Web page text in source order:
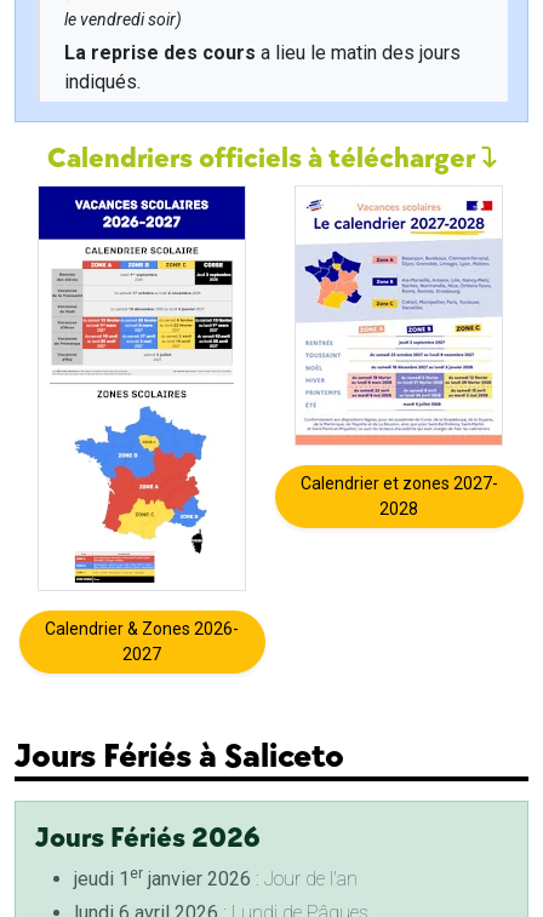
le vendredi soir)
La reprise des cours a lieu le matin des jours
indiqués.
Calendriers officiels à télécharger
Calendrier & Zones 2026-
2027
Calendrier et zones 2027-
2028
Jours Fériés à Saliceto
Jours Fériés 2026
jeudi 1 er janvier 2026 : Jour de l'an
lundi 6 avril 2026 : Lundi de Pâques